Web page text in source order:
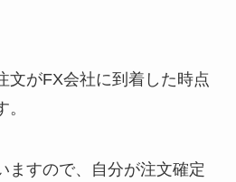
文がFX会社に到着した時点
ますので、自分が注文確定